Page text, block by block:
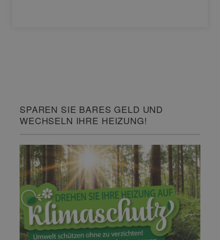
SPAREN SIE BARES GELD UND
WECHSELN IHRE HEIZUNG!